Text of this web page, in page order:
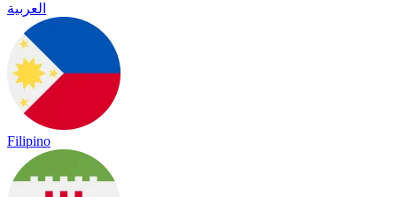
العربية
Filipino